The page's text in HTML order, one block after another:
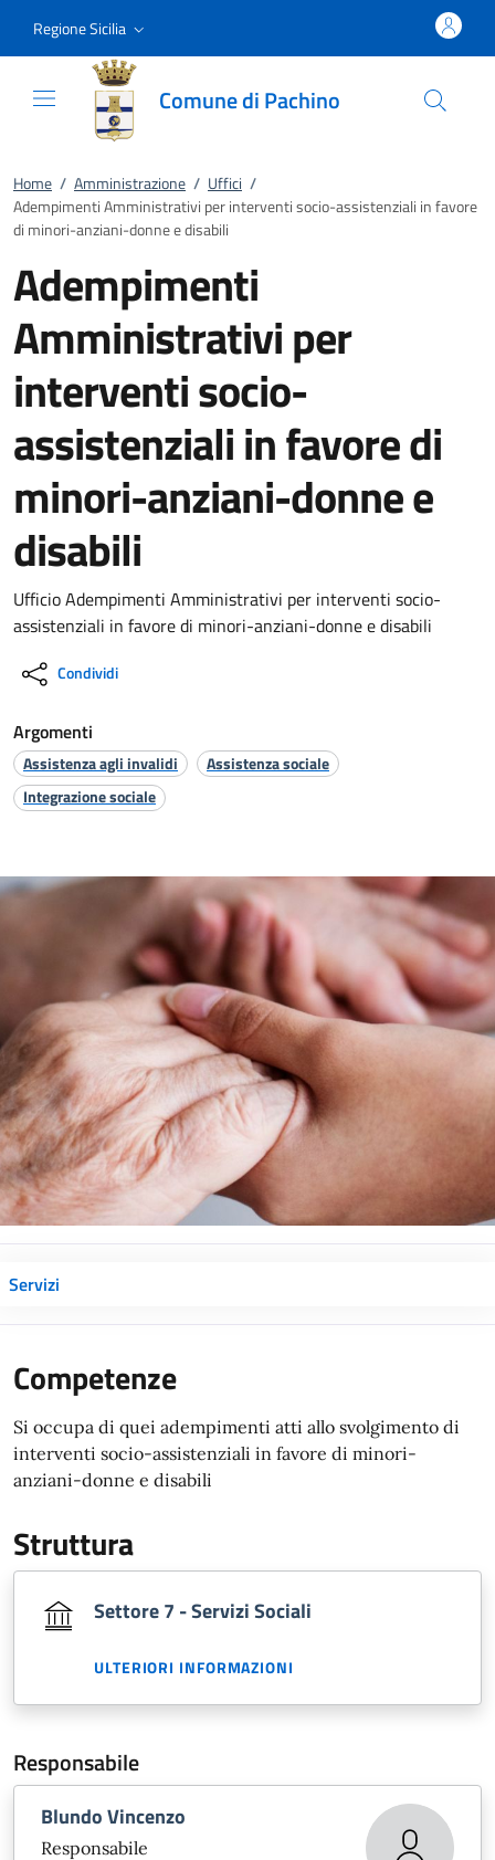
Regione Sicilia
Comune di Pachino
Home / Amministrazione / Uffici /
Adempimenti Amministrativi per interventi socio-assistenziali in favore
di minori-anziani-donne e disabili
Adempimenti
Amministrativi per
interventi socio-
assistenziali in favore di
minori-anziani-donne e
disabili
Ufficio Adempimenti Amministrativi per interventi socio-
assistenziali in favore di minori-anziani-donne e disabili
Condividi
Argomenti
Assistenza agli invalidi
Assistenza sociale
Integrazione sociale
Servizi
Competenze
Si occupa di quei adempimenti atti allo svolgimento di
interventi socio-assistenziali in favore di minori-
anziani-donne e disabili
Struttura
Settore 7 - Servizi Sociali
ULTERIORI INFORMAZIONI
Responsabile
Blundo Vincenzo
Responsabile